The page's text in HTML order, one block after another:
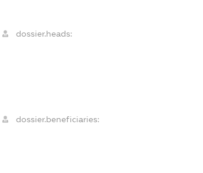
dossier.heads:
dossier.beneficiaries: